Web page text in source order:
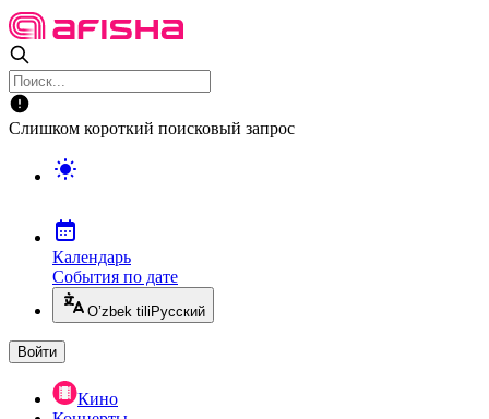
Слишком короткий поисковый запрос
Календарь
События по дате
O’zbek tili Русский
Войти
Кино